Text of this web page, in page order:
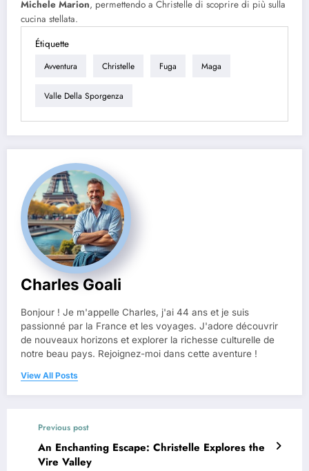
Michele Marion, permettendo a Christelle di scoprire di più sulla
cucina stellata.
Étiquette
Avventura Christelle Fuga Maga
Valle Della Sporgenza
Charles Goali
Bonjour ! Je m'appelle Charles, j'ai 44 ans et je suis
passionné par la France et les voyages. J'adore découvrir
de nouveaux horizons et explorer la richesse culturelle de
notre beau pays. Rejoignez-moi dans cette aventure !
View All Posts
Previous post
An Enchanting Escape: Christelle Explores the
Vire Valley